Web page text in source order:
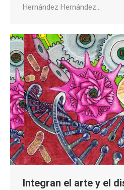
Hernández Hernández…
Integran el arte y el